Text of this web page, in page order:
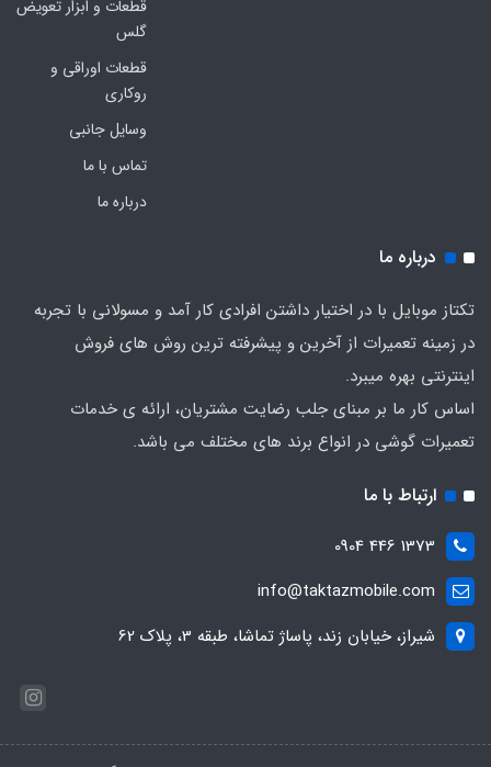
قطعات و ابزار تعویض
گلس
قطعات اوراقی و
روکاری
وسایل جانبی
تماس با ما
درباره ما
درباره ما
تکتاز موبایل با در اختیار داشتن افرادی کار آمد و مسولانی با تجربه
در زمینه تعمیرات از آخرین و پیشرفته ترین روش های فروش
اینترنتی بهره میبرد.
اساس کار ما بر مبنای جلب رضایت مشتریان، ارائه ی خدمات
تعمیرات گوشی در انواع برند های مختلف می باشد.
ارتباط با ما
1373 446 0904
info@taktazmobile.com
شیراز، خیابان زند، پاساژ تماشا، طبقه 3، پلاک 62